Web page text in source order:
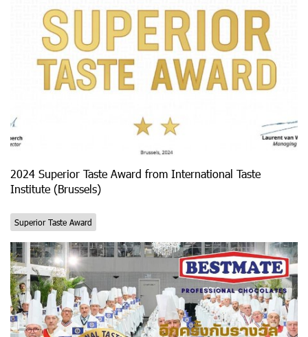
2024 Superior Taste Award from International Taste
Institute (Brussels)
Superior Taste Award